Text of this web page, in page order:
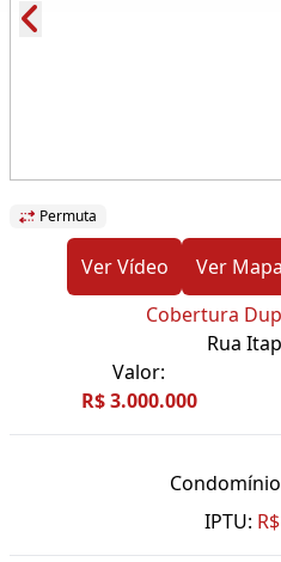
Permuta
Ver Vídeo
Ver Mapa
Cobertura
Rua
Valor:
R$ 3.000.000
IPTU: